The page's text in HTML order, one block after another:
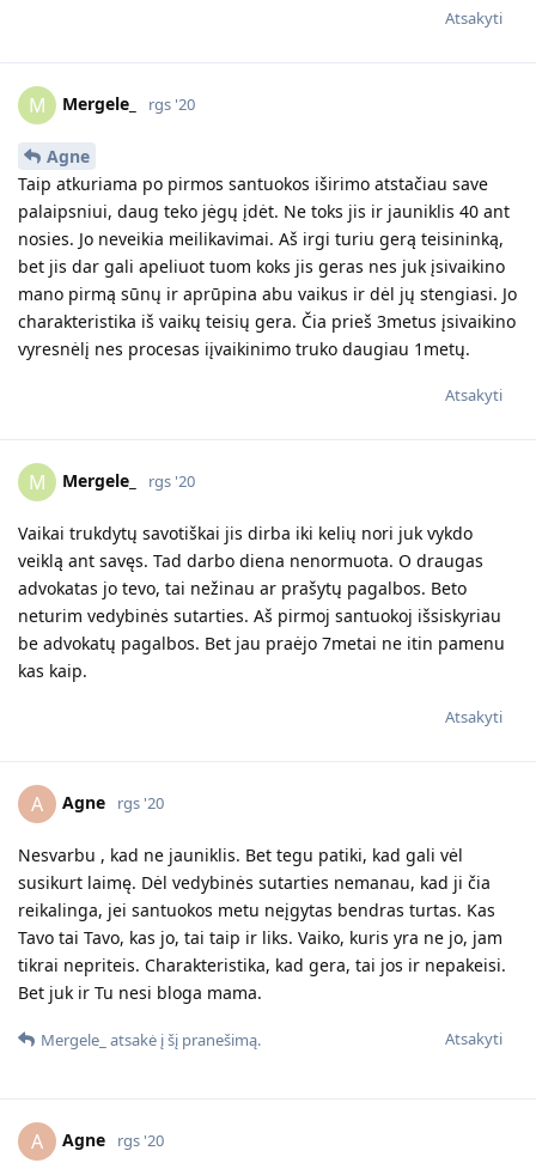
Atsakyti
M Mergele_ rgs '20
Agne
Taip atkuriama po pirmos santuokos iširimo atstačiau save
palaipsniui, daug teko jėgų įdėt. Ne toks jis ir jauniklis 40 ant
nosies. Jo neveikia meilikavimai. Aš irgi turiu gerą teisininką,
bet jis dar gali apeliuot tuom koks jis geras nes juk įsivaikino
mano pirmą sūnų ir aprūpina abu vaikus ir dėl jų stengiasi. Jo
charakteristika iš vaikų teisių gera. Čia prieš 3metus įsivaikino
vyresnėlį nes procesas iįvaikinimo truko daugiau 1metų.
Atsakyti
M Mergele_ rgs '20
Vaikai trukdytų savotiškai jis dirba iki kelių nori juk vykdo
veiklą ant savęs. Tad darbo diena nenormuota. O draugas
advokatas jo tevo, tai nežinau ar prašytų pagalbos. Beto
neturim vedybinės sutarties. Aš pirmoj santuokoj išsiskyriau
be advokatų pagalbos. Bet jau praėjo 7metai ne itin pamenu
kas kaip.
Atsakyti
A Agne rgs '20
Nesvarbu , kad ne jauniklis. Bet tegu patiki, kad gali vėl
susikurt laimę. Dėl vedybinės sutarties nemanau, kad ji čia
reikalinga, jei santuokos metu neįgytas bendras turtas. Kas
Tavo tai Tavo, kas jo, tai taip ir liks. Vaiko, kuris yra ne jo, jam
tikrai nepriteis. Charakteristika, kad gera, tai jos ir nepakeisi.
Bet juk ir Tu nesi bloga mama.
Atsakyti
Mergele_ atsakė į šį pranešimą.
A Agne rgs '20